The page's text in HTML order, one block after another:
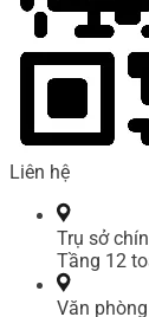
Liên hệ
Trụ sở
Tầng 12
Văn